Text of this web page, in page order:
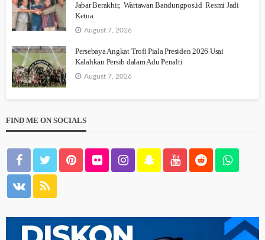
Jabar Berakhir, Wartawan Bandungpos.id Resmi Jadi
Ketua
August 7, 2026
Persebaya Angkat Trofi Piala Presiden 2026 Usai
Kalahkan Persib dalam Adu Penalti
August 7, 2026
FIND ME ON SOCIALS